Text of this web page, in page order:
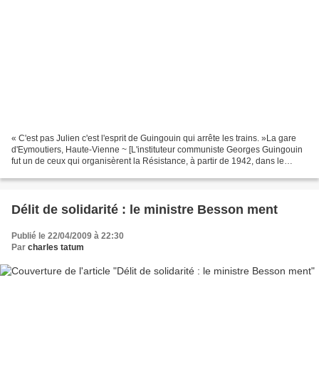
« C'est pas Julien c'est l'esprit de Guingouin qui arrête les trains. »La gare
d'Eymoutiers, Haute-Vienne ~ [L'instituteur communiste Georges Guingouin
fut un de ceux qui organisèrent la Résistance, à partir de 1942, dans le
Délit de solidarité : le ministre Besson ment
Publié le 22/04/2009 à 22:30
Par charles tatum